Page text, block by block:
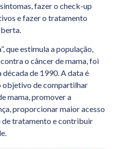
fazer o check-up
e fazer o tratamento
que estimula a população,
o câncer de mama, foi
de 1990. A data é
objetivo de compartilhar
mama, promover a
proporcionar maior acesso
de tratamento e contribuir